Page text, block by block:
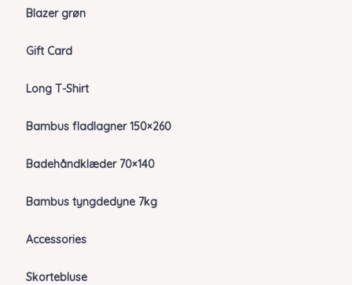
Blazer grøn
Gift Card
Long T-Shirt
Bambus fladlagner 150×260
Badehåndklæder 70×140
Bambus tyngdedyne 7kg
Accessories
Skortebluse